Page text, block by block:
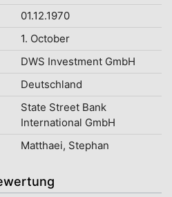
01.12.1970
1. October
DWS Investment GmbH
Deutschland
State Street Bank
International GmbH
Matthaei, Stephan